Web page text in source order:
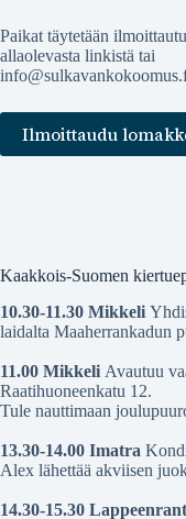
Paikat täytetään
allaolevasta linkistä tai
Ilmoittaudu
Kaakkois-Suomen
10.30-11.30 Mikkeli
laidalta Maaherrankadun
11.00 Mikkeli Avautuu
Raatihuoneenkatu 12.
Tule nauttimaan
13.30-14.00 Imatra
Alex lähettää akviisen
14.30-15.30